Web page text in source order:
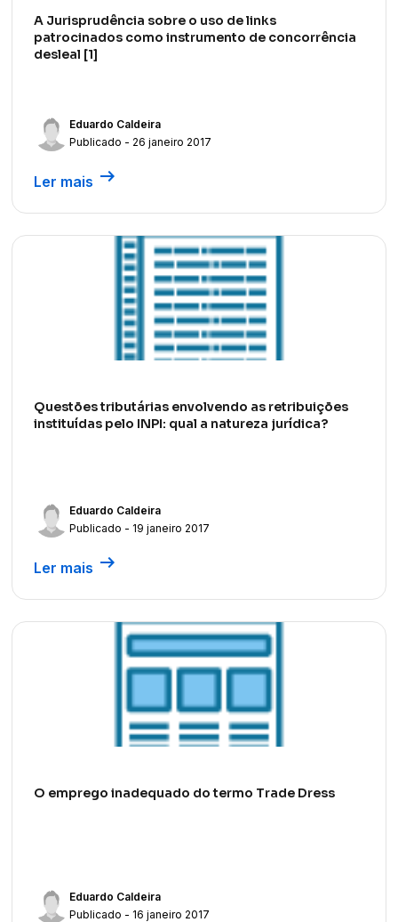
A Jurisprudência sobre o uso de links
patrocinados como instrumento de concorrência
desleal [1]
Eduardo Caldeira
Publicado - 26 janeiro 2017
Ler mais arrow_right_alt
Questões tributárias envolvendo as retribuições
instituídas pelo INPI: qual a natureza jurídica?
Eduardo Caldeira
Publicado - 19 janeiro 2017
Ler mais arrow_right_alt
O emprego inadequado do termo Trade Dress
Eduardo Caldeira
Publicado - 16 janeiro 2017